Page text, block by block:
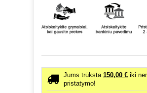
Jums trūksta 150,00 € iki
pristatymo!